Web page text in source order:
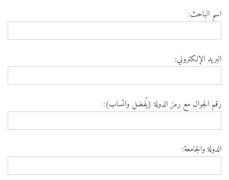
اسم الباحث:
البريد الإلكتروني:
رقم الجوال مع رمز الدولة (يُفضل واتساب):
الدولة والجامعة: